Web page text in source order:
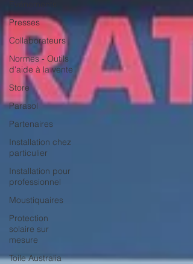
Presses
Collaborateurs
Normes - Outils
d'aide à la vente
Store
Parasol
Partenaires
Installation chez
particulier
Installation pour
professionnel
Moustiquaires
Protection
solaire sur
mesure
Toile Australia